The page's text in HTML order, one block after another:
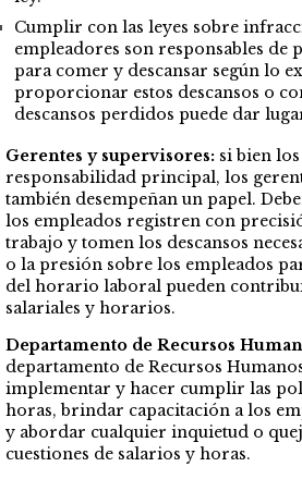
Cumplir con las leyes sobre
empleadores son responsables de
para comer y descansar según lo
proporcionar estos descansos o
descansos perdidos puede dar
Gerentes y supervisores: si bien
responsabilidad principal, los
también desempeñan un papel.
los empleados registren con
trabajo y tomen los descansos
o la presión sobre los empleados
del horario laboral pueden
salariales y horarios.
Departamento de Recursos
departamento de Recursos
implementar y hacer cumplir las
horas, brindar capacitación a los
y abordar cualquier inquietud o
cuestiones de salarios y horas.